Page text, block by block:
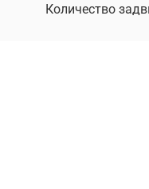
Количество